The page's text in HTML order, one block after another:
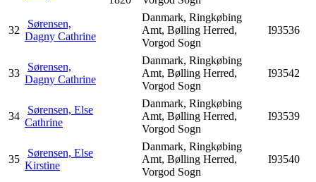
32
Sørensen,
Dagny Cathrine
Danmark, Ringkøbing
Amt, Bølling Herred,
Vorgod Sogn
I93536
33
Sørensen,
Dagny Cathrine
Danmark, Ringkøbing
Amt, Bølling Herred,
Vorgod Sogn
I93542
34
Sørensen, Else
Cathrine
Danmark, Ringkøbing
Amt, Bølling Herred,
Vorgod Sogn
I93539
35
Sørensen, Else
Kirstine
Danmark, Ringkøbing
Amt, Bølling Herred,
Vorgod Sogn
I93540